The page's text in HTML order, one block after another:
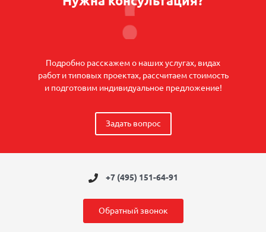
Подробно расскажем о наших услугах, видах
работ и типовых проектах, рассчитаем стоимость
и подготовим индивидуальное предложение!
Задать вопрос
+7 (495) 151-64-91
Обратный звонок